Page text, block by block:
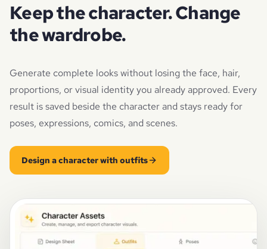
Keep the character. Change
the wardrobe.
Generate complete looks without losing the face, hair,
proportions, or visual identity you already approved. Every
result is saved beside the character and stays ready for
poses, expressions, comics, and scenes.
Design a character with outfits